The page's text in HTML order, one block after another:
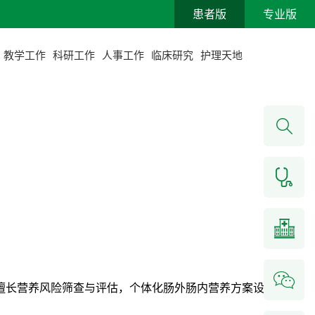
专业版
患者版
教学工作 科研工作 人事工作 临床研究 护理天地
营养风险筛查与评估，个体化肠外肠内营养方案设